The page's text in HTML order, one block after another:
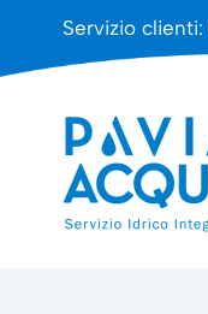
Servizio clienti: